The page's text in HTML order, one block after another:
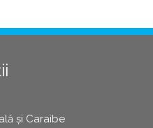
și Caraibe